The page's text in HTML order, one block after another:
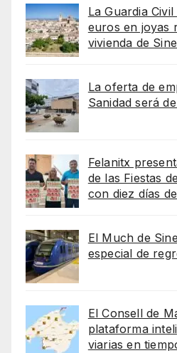
La Guardia
euros en joyas
vivienda de
La oferta de
Sanidad será
Felanitx
de las Fiestas
con diez días
El Much de
especial de
El Consell de
plataforma
viarias en